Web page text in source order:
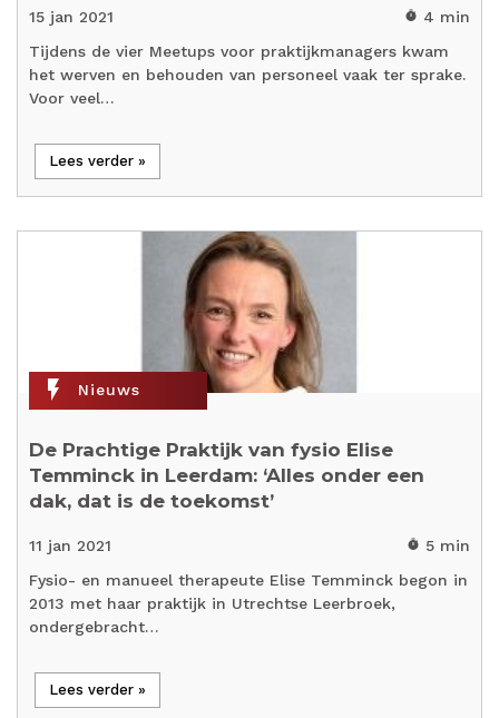
15 jan 2021 timer 4 min
Tijdens de vier Meetups voor praktijkmanagers kwam
het werven en behouden van personeel vaak ter sprake.
Voor veel…
Lees verder »
flash_on Nieuws
De Prachtige Praktijk van fysio Elise
Temminck in Leerdam: ‘Alles onder een
dak, dat is de toekomst’
11 jan 2021 timer 5 min
Fysio- en manueel therapeute Elise Temminck begon in
2013 met haar praktijk in Utrechtse Leerbroek,
ondergebracht…
Lees verder »